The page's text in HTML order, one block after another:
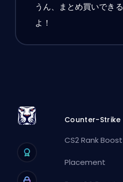
うん、まとめ買いできる
よ！
Counter-Strike
CS2 Rank Boost
Placement